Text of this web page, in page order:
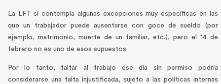
La LFT sí contempla algunas excepciones muy específicas en las
que un trabajador puede ausentarse con goce de sueldo (por
ejemplo, matrimonio, muerte de un familiar, etc.), pero el 14 de
febrero no es uno de esos supuestos.
Por lo tanto, faltar al trabajo ese día sin permiso podría
considerarse una falta injustificada, sujeto a las políticas internas